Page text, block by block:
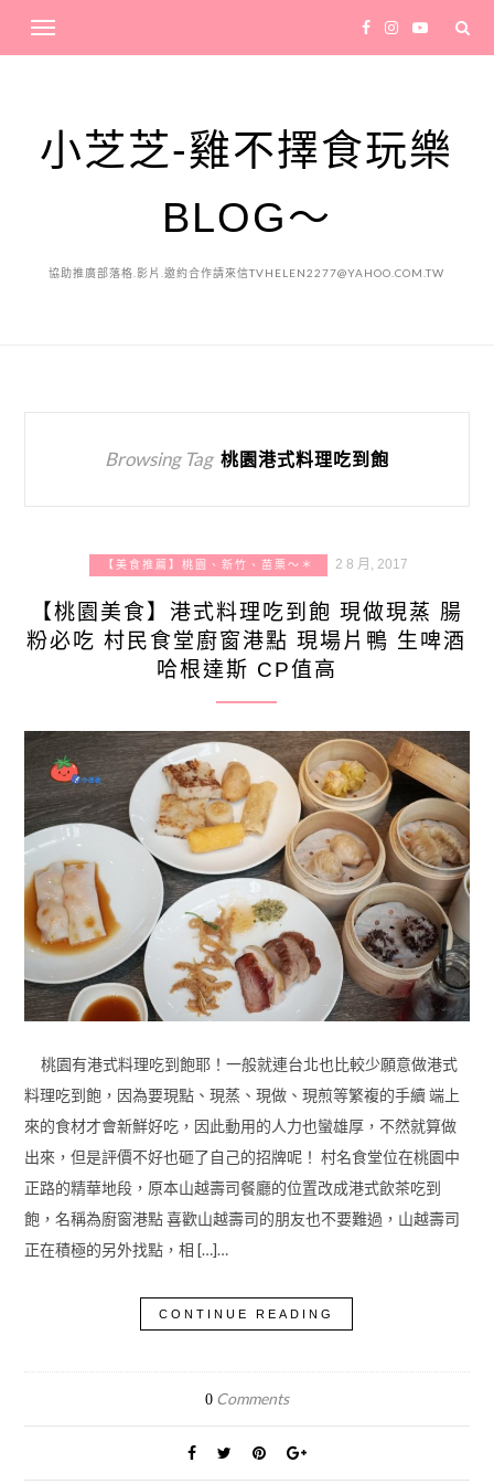
小芝芝-雞不擇食玩樂
BLOG～
協助推廣部落格.影片.邀約合作請來信TVHELEN2277@YAHOO.COM.TW
Browsing Tag 桃園港式料理吃到飽
【美食推薦】桃園、新竹、苗栗～＊ 2 8 月, 2017
【桃園美食】港式料理吃到飽 現做現蒸 腸
粉必吃 村民食堂廚窗港點 現場片鴨 生啤酒
哈根達斯 CP值高
桃園有港式料理吃到飽耶！一般就連台北也比較少願意做港式
料理吃到飽，因為要現點、現蒸、現做、現煎等繁複的手續 端上
來的食材才會新鮮好吃，因此動用的人力也蠻雄厚，不然就算做
出來，但是評價不好也砸了自己的招牌呢！ 村名食堂位在桃園中
正路的精華地段，原本山越壽司餐廳的位置改成港式飲茶吃到
飽，名稱為廚窗港點 喜歡山越壽司的朋友也不要難過，山越壽司
正在積極的另外找點，相 […]…
CONTINUE READING
0Comments